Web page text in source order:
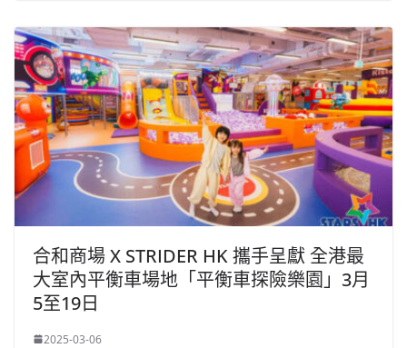
合和商場 X STRIDER HK 攜手呈獻 全港最
大室內平衡車場地「平衡車探險樂園」3月
5至19日
2025-03-06